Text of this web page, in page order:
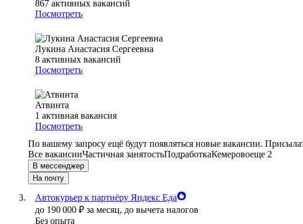
867 активных вакансий
Посмотреть
Лукина Анастасия Сергеевна
8 активных вакансий
Посмотреть
Атвинта
1 активная вакансия
Посмотреть
По вашему запросу ещё будут появляться новые вакансии.
Все вакансииЧастичная занятостьПодработкаКемеровоеще 2
В мессенджер
На почту
Автокурьер к партнёру Яндекс Еда
до 190 000 ₽ за месяц, до вычета налогов
Без опыта